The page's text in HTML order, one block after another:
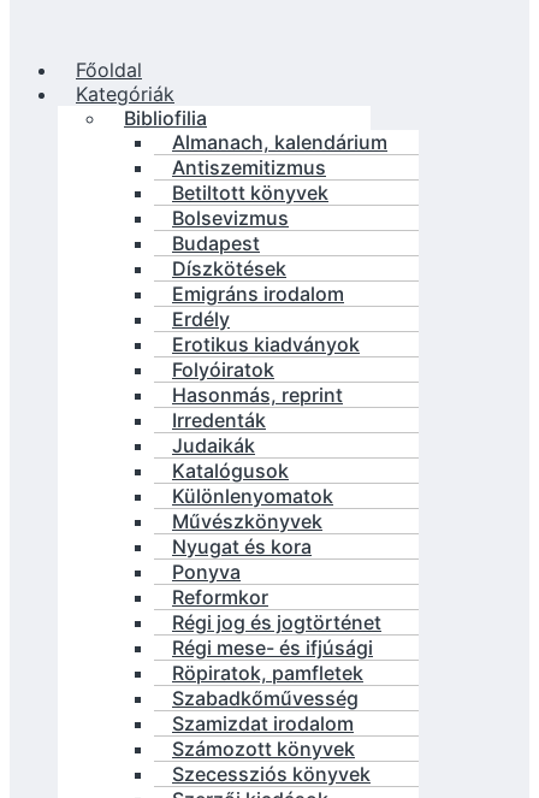
Főoldal
Kategóriák
Bibliofilia
Almanach, kalendárium
Antiszemitizmus
Betiltott könyvek
Bolsevizmus
Budapest
Díszkötések
Emigráns irodalom
Erdély
Erotikus kiadványok
Folyóiratok
Hasonmás, reprint
Irredenták
Judaikák
Katalógusok
Különlenyomatok
Művészkönyvek
Nyugat és kora
Ponyva
Reformkor
Régi jog és jogtörténet
Régi mese- és ifjúsági
Röpiratok, pamfletek
Szabadkőművesség
Szamizdat irodalom
Számozott könyvek
Szecessziós könyvek